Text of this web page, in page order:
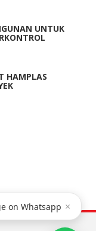
UNTUK
HAMPLAS
on Whatsapp ×